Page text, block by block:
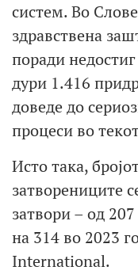
систем. Во
здравствена
поради
дури 1.416
доведе до
процеси во
Исто така,
затворениците
затвори – од
на 314 во 2023
International.